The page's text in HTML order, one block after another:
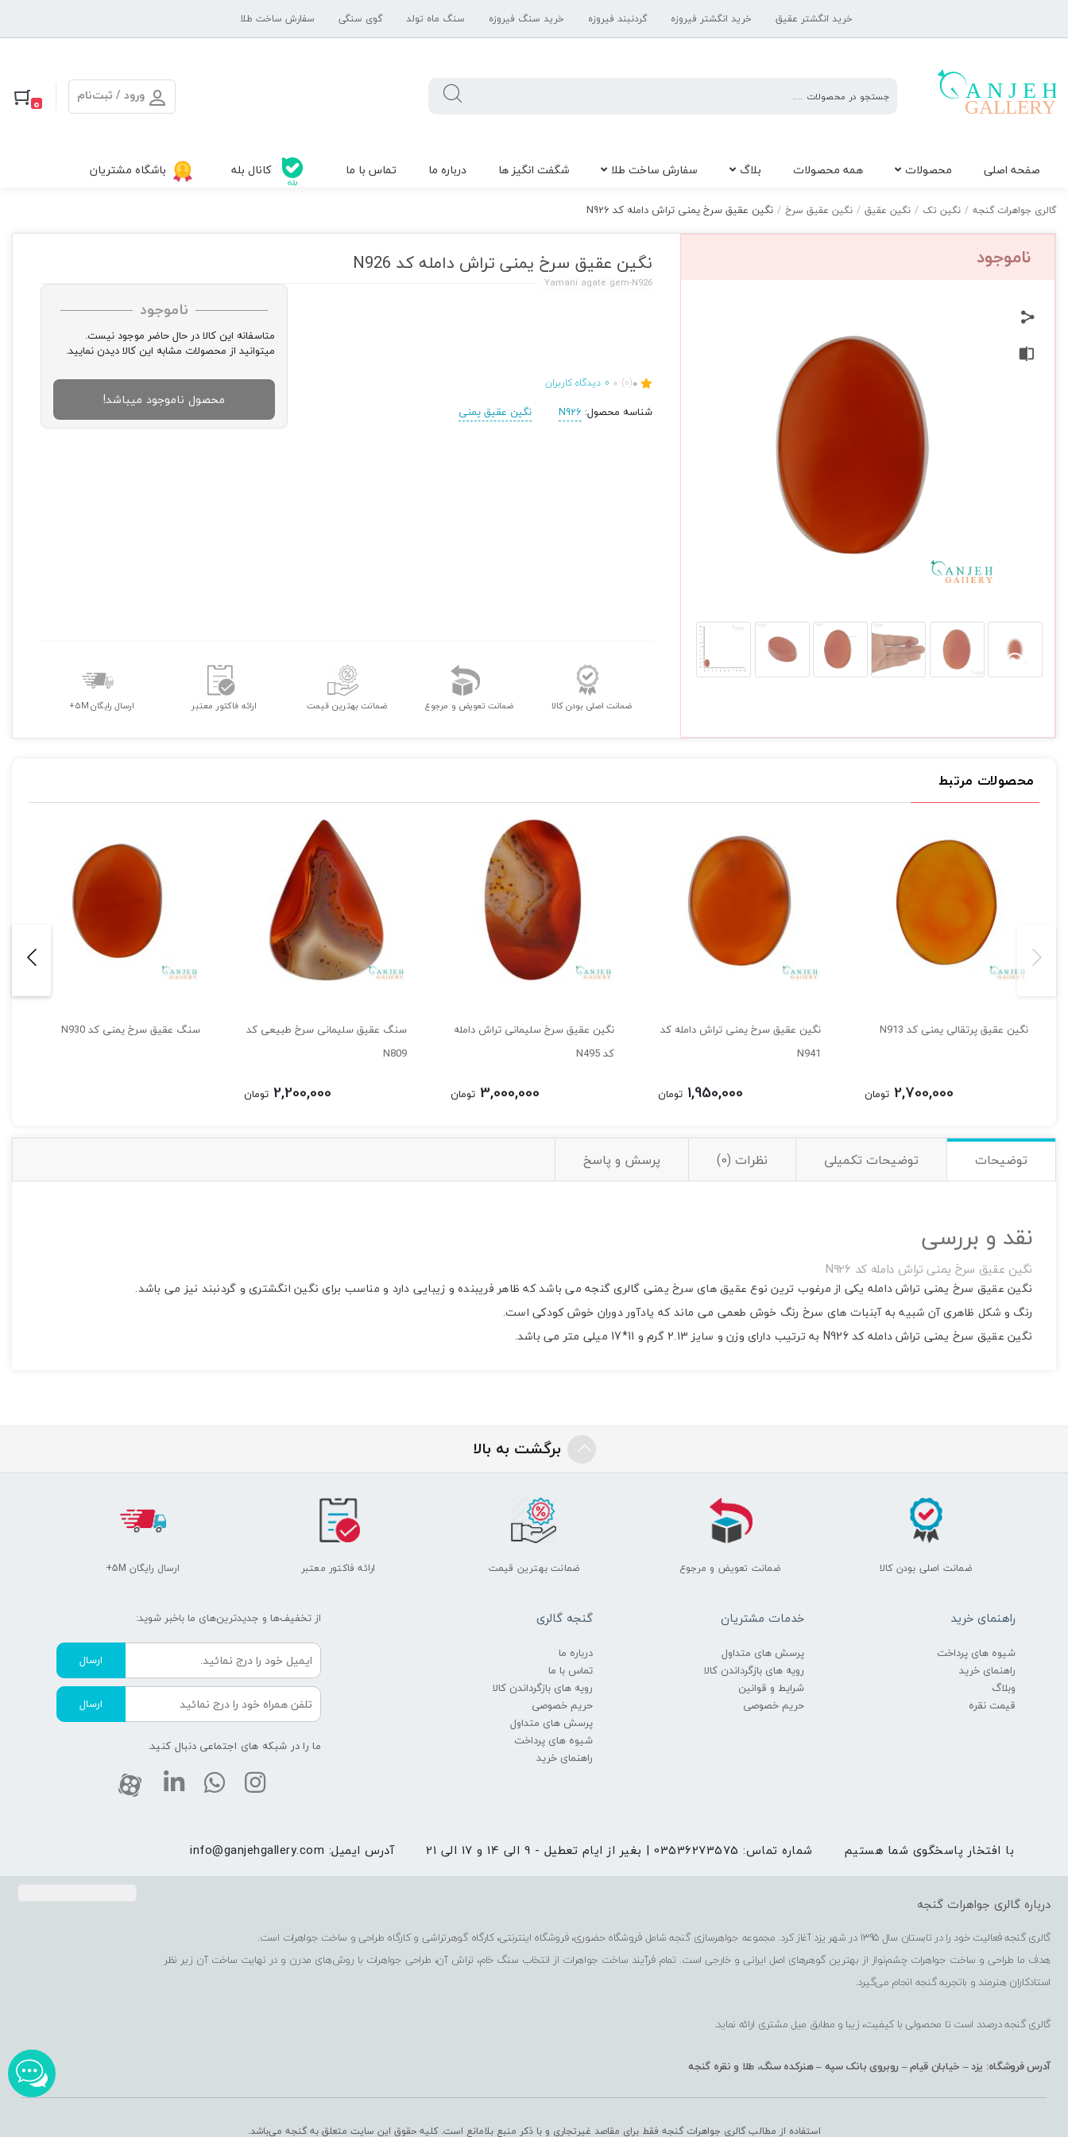
خرید انگشتر عقیق خرید انگشتر فیروزه گردنبند فیروزه خرید سنگ فیروزه سنگ ماه تولد گوی سنگی سفارش ساخت طلا
جواهرات
ورود / ثبت‌نام 0
صفحه اصلی محصولات همه محصولات بلاگ سفارش ساخت طلا شگفت انگیز ها درباره ما تماس با ما کانال بله باشگاه مشتریان
گالری جواهرات گنجه / نگین تک / نگین عقیق / نگین عقیق سرخ / نگین عقیق سرخ یمنی تراش دامله کد N926
ناموجود نگین عقیق سرخ یمنی تراش دامله کد N926
Yamani agate gem-N926
ناموجود
متاسفانه این کالا در حال حاضر موجود نیست.
میتوانید از محصولات مشابه این کالا دیدن نمایید.
محصول ناموجود میباشد!
0
(0)
0 دیدگاه کاربران
شناسه محصول: N926 نگین عقیق یمنی
ضمانت اصلی بودن کالا ضمانت تعویض و مرجوع ضمانت بهترین قیمت ارائه فاکتور معتبر ارسال رایگان 5M+
محصولات مرتبط
نگین عقیق پرتقالی یمنی کد N913
2,700,000 تومان
نگین عقیق سرخ یمنی تراش دامله کد
N941
1,950,000 تومان
نگین عقیق سرخ سلیمانی تراش دامله
کد N495
3,000,000 تومان
سنگ عقیق سلیمانی سرخ طبیعی کد
N809
2,200,000 تومان
سنگ عقیق سرخ یمنی کد N930
توضیحات توضیحات تکمیلی نظرات (0) پرسش و پاسخ
نقد و بررسی
نگین عقیق سرخ یمنی تراش دامله کد N926
نگین عقیق سرخ یمنی تراش دامله یکی از مرغوب ترین نوع عقیق های سرخ یمنی گالری گنجه می باشد که ظاهر فریبنده و زیبایی دارد و مناسب برای نگین انگشتری و گردنبند نیز می باشد.
رنگ و شکل ظاهری آن شبیه به آبنبات های سرخ رنگ خوش طعمی می ماند که یادآور دوران خوش کودکی است.
نگین عقیق سرخ یمنی تراش دامله کد N926 به ترتیب دارای وزن و سایز 2.13 گرم و 11*17 میلی متر می باشد.
برگشت به بالا
ضمانت اصلی بودن کالا ضمانت تعویض و مرجوع ضمانت بهترین قیمت ارائه فاکتور معتبر ارسال رایگان 5M+
راهنمای خرید
شیوه های پرداخت
راهنمای خرید
وبلاگ
قیمت نقره
خدمات مشتریان
پرسش های متداول
رویه های بازگرداندن کالا
شرایط و قوانین
حریم خصوصی
گنجه گالری
درباره ما
تماس با ما
رویه های بازگرداندن کالا
حریم خصوصی
پرسش های متداول
شیوه های پرداخت
راهنمای خرید
از تخفیف‌ها و جدیدترین‌های ما‌ باخبر شوید:
ارسال
ارسال
ما را در شبکه های اجتماعی دنبال کنید.
با افتخار پاسخگوی شما هستیم شماره تماس: 03536273575 | بغیر از ایام تعطیل - 9 الی 14 و 17 الی 21 آدرس ایمیل: info@ganjehgallery.com
درباره گالری جواهرات گنجه
گالری گنجه فعالیت خود را در تابستان سال 1395 در شهر یزد آغاز کرد. مجموعه جواهرسازی گنجه شامل فروشگاه حضوری، فروشگاه اینترنتی، کارگاه گوهرتراشی و کارگاه طراحی و ساخت جواهرات است.
هدف ما طراحی و ساخت جواهرات چشم‌نواز از بهترین گوهرهای اصل ایرانی و خارجی است. تمام فرآیند ساخت جواهرات از انتخاب سنگ خام، تراش آن، طراحی جواهرات با روش‌های مدرن و در نهایت ساخت آن زیر نظر
استادکاران هنرمند و باتجربه گنجه انجام می‌گیرد.
گالری گنجه درصدد است تا محصولی با کیفیت، زیبا و مطابق میل مشتری ارائه نماید.
آدرس فروشگاه: یزد – خیابان قیام – روبروی بانک سپه – هنرکده سنگ، طلا و نقره گنجه
استفاده از مطالب گالری جواهرات گنجه فقط برای مقاصد غیرتجاری و با ذکر منبع بلامانع است. کلیه حقوق این سایت متعلق به گنجه می‌باشد.